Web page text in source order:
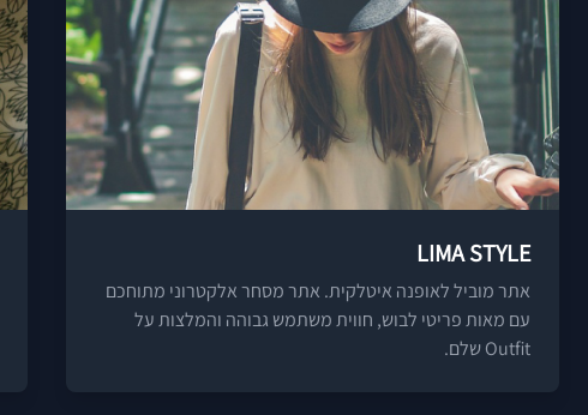
LIMA STYLE
אתר מוביל לאופנה איטלקית. אתר מסחר אלקטרוני מתוחכם
עם מאות פריטי לבוש, חווית משתמש גבוהה והמלצות על
Outfit שלם.